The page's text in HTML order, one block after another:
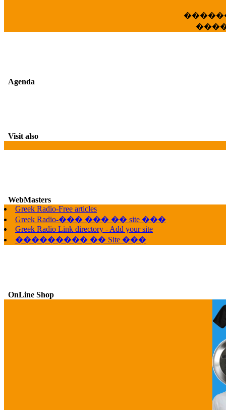
Agenda
Visit also
WebMasters
Greek Radio-Free articles
Greek Radio-��� ��� �� site ���
Greek Radio Link directory - Add your site
��������� �� Site ���
OnLine Shop